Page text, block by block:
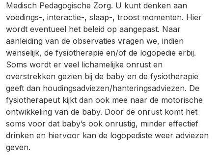
Medisch Pedagogische Zorg. U kunt denken aan
voedings-, interactie-, slaap-, troost momenten. Hier
wordt eventueel het beleid op aangepast. Naar
aanleiding van de observaties vragen we, indien
wenselijk, de fysiotherapie en/of de logopedie erbij.
Soms wordt er veel lichamelijke onrust en
overstrekken gezien bij de baby en de fysiotherapie
geeft dan houdingsadviezen/hanteringsadviezen. De
fysiotherapeut kijkt dan ook mee naar de motorische
ontwikkeling van de baby. Door de onrust komt het
soms voor dat baby’s ook onrustig, minder effectief
drinken en hiervoor kan de logopediste weer adviezen
geven.